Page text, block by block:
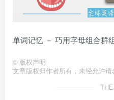
单词记忆 － 巧用字母组合群
© 版权声明
文章版权归作者所有，未经允许请